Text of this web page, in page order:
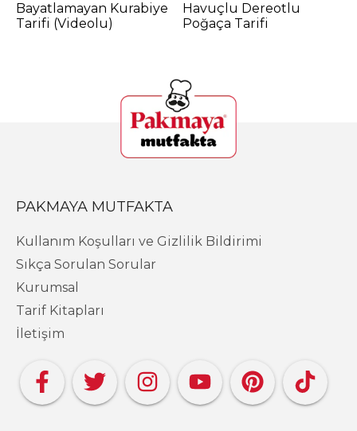
Bayatlamayan Kurabiye
Tarifi (Videolu)
Havuçlu Dereotlu
Poğaça Tarifi
PAKMAYA MUTFAKTA
Kullanım Koşulları ve Gizlilik Bildirimi
Sıkça Sorulan Sorular
Kurumsal
Tarif Kitapları
İletişim